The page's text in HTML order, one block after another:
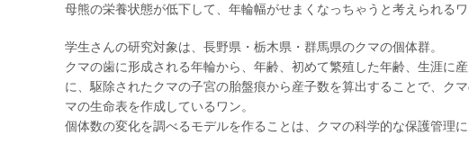
母熊の栄養状態が低下して、年輪幅がせまくなっちゃうと考えられるワ
学生さんの研究対象は、長野県・栃木県・群馬県のクマの個体群。
クマの歯に形成される年輪から、年齢、初めて繁殖した年齢、生涯に
に、駆除されたクマの子宮の胎盤痕から産子数を算出することで、ク
マの生命表を作成しているワン。
個体数の変化を調べるモデルを作ることは、クマの科学的な保護管理